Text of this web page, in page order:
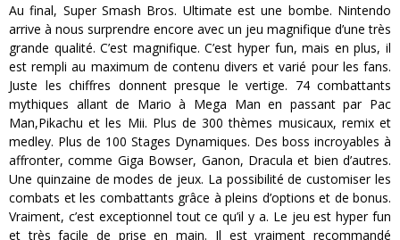
Au final, Super Smash Bros. Ultimate est une bombe. Nintendo
arrive à nous surprendre encore avec un jeu magnifique d’une très
grande qualité. C’est magnifique. C’est hyper fun, mais en plus, il
est rempli au maximum de contenu divers et varié pour les fans.
Juste les chiffres donnent presque le vertige. 74 combattants
mythiques allant de Mario à Mega Man en passant par Pac
Man,Pikachu et les Mii. Plus de 300 thèmes musicaux, remix et
medley. Plus de 100 Stages Dynamiques. Des boss incroyables à
affronter, comme Giga Bowser, Ganon, Dracula et bien d’autres.
Une quinzaine de modes de jeux. La possibilité de customiser les
combats et les combattants grâce à pleins d’options et de bonus.
Vraiment, c’est exceptionnel tout ce qu’il y a. Le jeu est hyper fun
et très facile de prise en main. Il est vraiment recommandé